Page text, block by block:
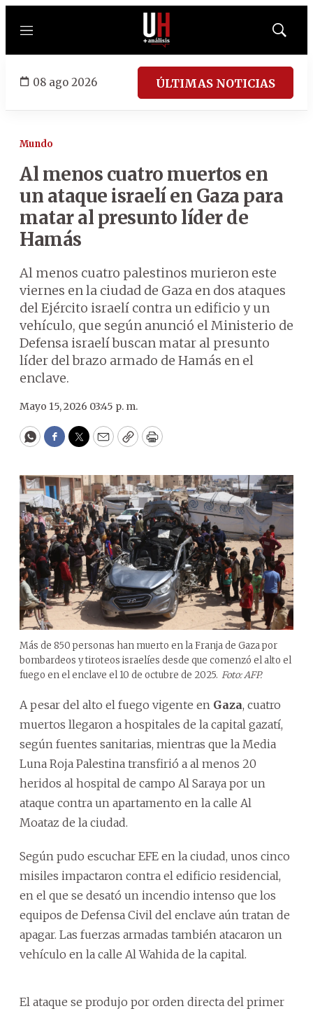
Menú
Mostrar
08 ago 2026 ÚLTIMAS NOTICIAS
Mundo
Al menos cuatro muertos en
un ataque israelí en Gaza para
matar al presunto líder de
Hamás
Al menos cuatro palestinos murieron este
viernes en la ciudad de Gaza en dos ataques
del Ejército israelí contra un edificio y un
vehículo, que según anunció el Ministerio de
Defensa israelí buscan matar al presunto
líder del brazo armado de Hamás en el
enclave.
Mayo 15, 2026 03:45 p. m.
WhatsApp
Facebook
Twitter
EmailCopyPrint
Más de 850 personas han muerto en la Franja de Gaza por
bombardeos y tiroteos israelíes desde que comenzó el alto el
fuego en el enclave el 10 de octubre de 2025. Foto: AFP.
A pesar del alto el fuego vigente en Gaza, cuatro
muertos llegaron a hospitales de la capital gazatí,
según fuentes sanitarias, mientras que la Media
Luna Roja Palestina transfirió a al menos 20
heridos al hospital de campo Al Saraya por un
ataque contra un apartamento en la calle Al
Moataz de la ciudad.
Según pudo escuchar EFE en la ciudad, unos cinco
misiles impactaron contra el edificio residencial,
en el que se desató un incendio intenso que los
equipos de Defensa Civil del enclave aún tratan de
apagar. Las fuerzas armadas también atacaron un
vehículo en la calle Al Wahida de la capital.
El ataque se produjo por orden directa del primer